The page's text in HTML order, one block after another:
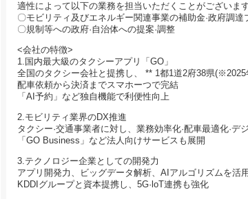
適性によって以下の業務を担当いただくことがございます
〇モビリティ及びエネルギー関連事業の補助金·政府調
〇規制等への政府·自治体への提案·調整
<会社の特徴>
1.国内最大級のタクシーアプリ「GO」
全国のタクシー会社と提携し、 ** 1都1道2府38県(※2025
配車依頼から決済までスマホーつで完結
「AI予約」など独自機能で利便性向上
2.モビリティ業界のDX推進
タクシー·交通事業者に対し、業務効率化·配車最適化·
「GO Business」など法人向けサービスも展開
3.テクノロジー企業としての開発力
アプリ開発力、ビッグデータ解析、AIアルゴリズムを活
KDDIグループと資本提携し、5G·loT連携も強化